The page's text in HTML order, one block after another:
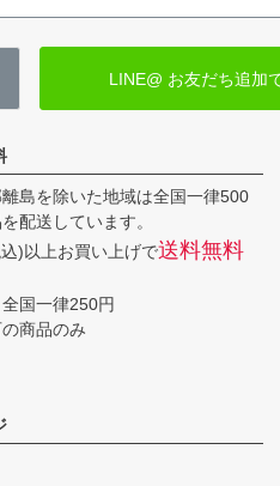
LINE@ お友だち追加
島を除いた地域は全国一律500
配送しています。
)以上お買い上げで送料無料
国一律250円
商品のみ